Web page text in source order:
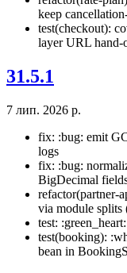
keep
test(checkout):
layer URL hand-
31.5.1
7 лип. 2026 р.
fix: :bug: emit
logs
fix: :bug:
BigDecimal
refactor(partner-
via module splits
test:
test(booking):
bean in